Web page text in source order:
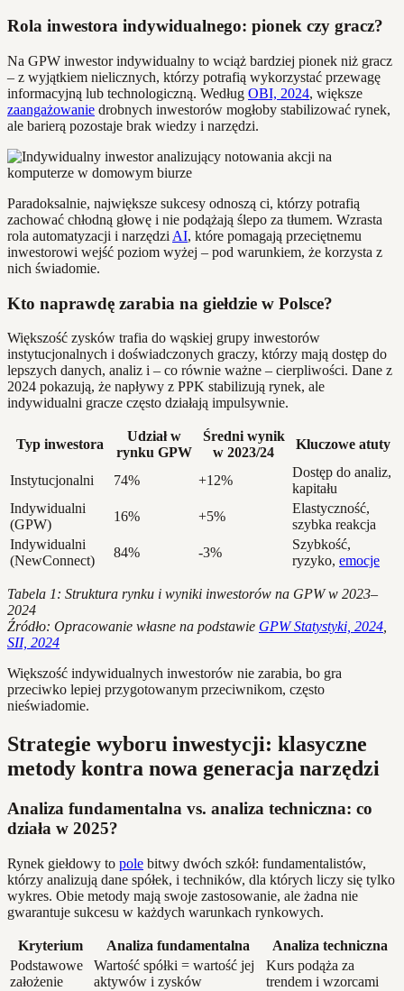
Rola inwestora indywidualnego: pionek czy gracz?
Na GPW inwestor indywidualny to wciąż bardziej pionek niż gracz
– z wyjątkiem nielicznych, którzy potrafią wykorzystać przewagę
informacyjną lub technologiczną. Według OBI, 2024, większe
zaangażowanie drobnych inwestorów mogłoby stabilizować rynek,
ale barierą pozostaje brak wiedzy i narzędzi.
Paradoksalnie, największe sukcesy odnoszą ci, którzy potrafią
zachować chłodną głowę i nie podążają ślepo za tłumem. Wzrasta
rola automatyzacji i narzędzi AI, które pomagają przeciętnemu
inwestorowi wejść poziom wyżej – pod warunkiem, że korzysta z
nich świadomie.
Kto naprawdę zarabia na giełdzie w Polsce?
Większość zysków trafia do wąskiej grupy inwestorów
instytucjonalnych i doświadczonych graczy, którzy mają dostęp do
lepszych danych, analiz i – co równie ważne – cierpliwości. Dane z
2024 pokazują, że napływy z PPK stabilizują rynek, ale
indywidualni gracze często działają impulsywnie.
Typ inwestora
Udział w
rynku GPW
Średni wynik
w 2023/24
Kluczowe atuty
Instytucjonalni 74% +12%
Dostęp do analiz,
kapitału
Indywidualni
(GPW)
16% +5%
Elastyczność,
szybka reakcja
Indywidualni
(NewConnect)
84% -3%
Szybkość,
ryzyko, emocje
Tabela 1: Struktura rynku i wyniki inwestorów na GPW w 2023–
2024
Źródło: Opracowanie własne na podstawie GPW Statystyki, 2024
SII, 2024
Większość indywidualnych inwestorów nie zarabia, bo gra
przeciwko lepiej przygotowanym przeciwnikom, często
nieświadomie.
Strategie wyboru inwestycji: klasyczne
metody kontra nowa generacja narzędzi
Analiza fundamentalna vs. analiza techniczna: co
działa w 2025?
Rynek giełdowy to pole bitwy dwóch szkół: fundamentalistów,
którzy analizują dane spółek, i techników, dla których liczy się tylko
wykres. Obie metody mają swoje zastosowanie, ale żadna nie
gwarantuje sukcesu w każdych warunkach rynkowych.
Kryterium Analiza fundamentalna
Analiza techniczna
Podstawowe
założenie
Wartość spółki = wartość jej
aktywów i zysków
Kurs podąża za
trendem i wzorcami